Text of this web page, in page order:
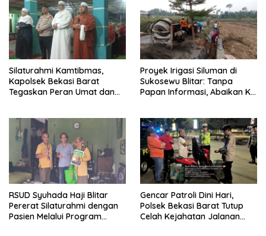
Silaturahmi Kamtibmas,
Kapolsek Bekasi Barat
Tegaskan Peran Umat dan
Proyek Irigasi Siluman di
Sukosewu Blitar: Tanpa
Papan Informasi, Abaikan K3,
RSUD Syuhada Haji Blitar
Pererat Silaturahmi dengan
Pasien Melalui Program
Gencar Patroli Dini Hari,
Polsek Bekasi Barat Tutup
Celah Kejahatan Jalanan